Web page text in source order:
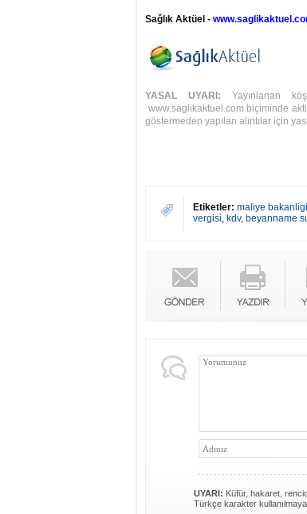
Sağlık Aktüel -
YASAL UYARI: Yayınlanan
www.saglikaktuel.com biçiminde
göstermeden yapılan alıntılar için
Etiketler: maliye bakanligi
vergisi, kdv, beyanname
UYARI: Küfür, hakaret,
Türkçe karakter